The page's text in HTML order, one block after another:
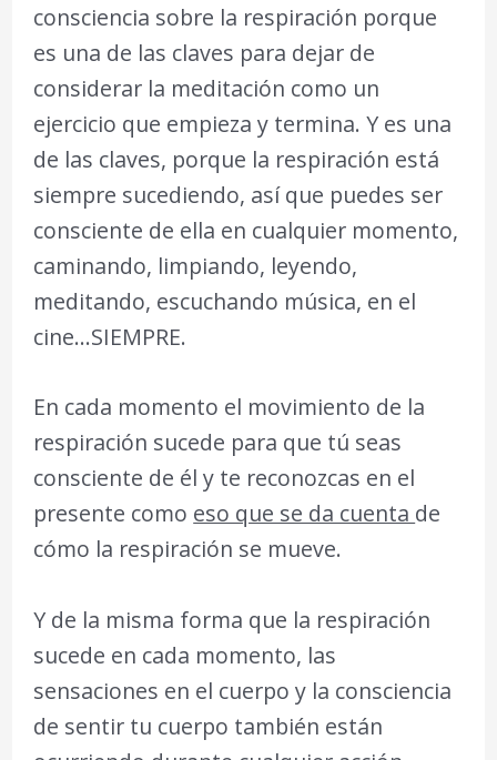
consciencia sobre la respiración porque
es una de las claves para dejar de
considerar la meditación como un
ejercicio que empieza y termina. Y es una
de las claves, porque la respiración está
siempre sucediendo, así que puedes ser
consciente de ella en cualquier momento,
caminando, limpiando, leyendo,
meditando, escuchando música, en el
cine…SIEMPRE.
En cada momento el movimiento de la
respiración sucede para que tú seas
consciente de él y te reconozcas en el
presente como eso que se da cuenta de
cómo la respiración se mueve.
Y de la misma forma que la respiración
sucede en cada momento, las
sensaciones en el cuerpo y la consciencia
de sentir tu cuerpo también están